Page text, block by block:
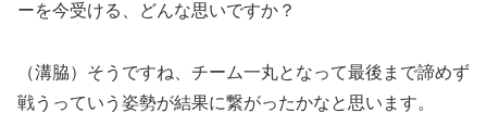
ーを今受ける、どんな思いですか？
（溝脇）そうですね、チーム一丸となって最後まで諦めず
戦うっていう姿勢が結果に繋がったかなと思います。